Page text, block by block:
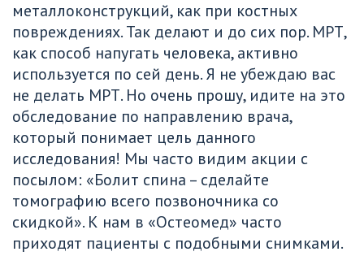
металлоконструкций, как при костных
повреждениях. Так делают и до сих пор. МРТ,
как способ напугать человека, активно
используется по сей день. Я не убеждаю вас
не делать МРТ. Но очень прошу, идите на это
обследование по направлению врача,
который понимает цель данного
исследования! Мы часто видим акции с
посылом: «Болит спина – сделайте
томографию всего позвоночника со
скидкой». К нам в «Остеомед» часто
приходят пациенты с подобными снимками.